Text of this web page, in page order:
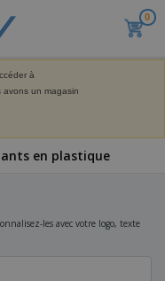
0
à
avons un magasin
en plastique
les avec votre logo, texte